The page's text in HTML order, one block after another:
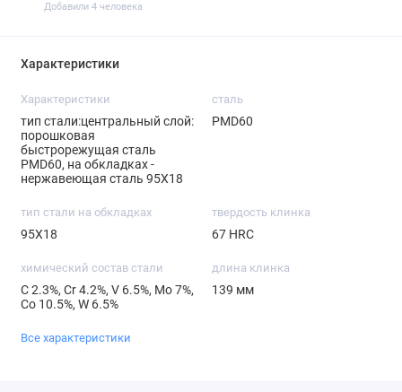
Добавили 4 человека
Характеристики
Характеристики
тип стали:центральный слой:
порошковая
быстрорежущая сталь
PMD60, на обкладках -
нержавеющая сталь 95Х18
сталь
PMD60
тип стали на обкладках
95Х18
твердость клинка
67 HRC
химический состав стали
С 2.3%, Cr 4.2%, V 6.5%, Mo 7%,
Со 10.5%, W 6.5%
длина клинка
139 мм
Все характеристики